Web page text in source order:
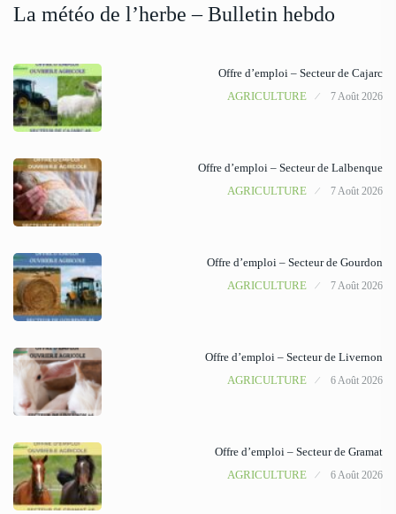
La météo de l’herbe – Bulletin hebdo
Offre d’emploi – Secteur de Cajarc
AGRICULTURE
7 Août 2026
Offre d’emploi – Secteur de Lalbenque
AGRICULTURE
7 Août 2026
Offre d’emploi – Secteur de Gourdon
AGRICULTURE
7 Août 2026
Offre d’emploi – Secteur de Livernon
AGRICULTURE
6 Août 2026
Offre d’emploi – Secteur de Gramat
AGRICULTURE
6 Août 2026